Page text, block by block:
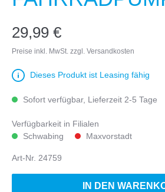
29,99 €
Preise inkl. MwSt. zzgl. Versandkosten
Dieses Produkt ist Leasing fähig
Sofort verfügbar, Lieferzeit 2-5 Tage
Verfügbarkeit in Filialen
Schwabing
Maxvorstadt
Art-Nr. 24759
IN DEN